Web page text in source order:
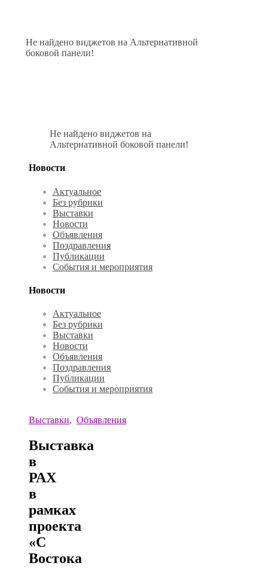
Не найдено виджетов на Альтернативной
боковой панели!
Не найдено виджетов на
Альтернативной боковой панели!
Новости
Актуальное
Без рубрики
Выставки
Новости
Объявления
Поздравления
Публикации
События и мероприятия
Новости
Актуальное
Без рубрики
Выставки
Новости
Объявления
Поздравления
Публикации
События и мероприятия
Выставки, Объявления
Выставка
в
РАХ
в
рамках
проекта
«С
Востока